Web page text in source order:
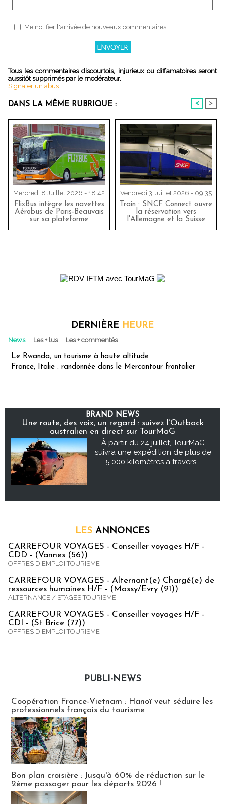
Me notifier l'arrivée de nouveaux commentaires
Tous les commentaires discourtois, injurieux ou diffamatoires seront
aussitôt supprimés par le modérateur.
Signaler un abus
DANS LA MÊME RUBRIQUE : < >
Mercredi 8 Juillet 2026 - 18:42
FlixBus intègre les navettes
Aérobus de Paris-Beauvais
sur sa plateforme
Vendredi 3 Juillet 2026 - 09:35
Train : SNCF Connect ouvre
la réservation vers
l'Allemagne et la Suisse
DERNIÈRE HEURE
News Les + lus Les + commentés
Le Rwanda, un tourisme à haute altitude
France, Italie : randonnée dans le Mercantour frontalier
BRAND NEWS
Une route, des voix, un regard : suivez l’Outback
australien en direct sur TourMaG
À partir du 24 juillet, TourMaG
suivra une expédition de plus de
5 000 kilomètres à travers...
LES ANNONCES
CARREFOUR VOYAGES - Conseiller voyages H/F -
CDD - (Vannes (56))
OFFRES D'EMPLOI TOURISME
CARREFOUR VOYAGES - Alternant(e) Chargé(e) de
ressources humaines H/F - (Massy/Evry (91))
ALTERNANCE / STAGES TOURISME
CARREFOUR VOYAGES - Conseiller voyages H/F -
CDI - (St Brice (77))
OFFRES D'EMPLOI TOURISME
PUBLI-NEWS
Coopération France-Vietnam : Hanoï veut séduire les
professionnels français du tourisme
Bon plan croisière : Jusqu'à 60% de réduction sur le
2ème passager pour les départs 2026 !